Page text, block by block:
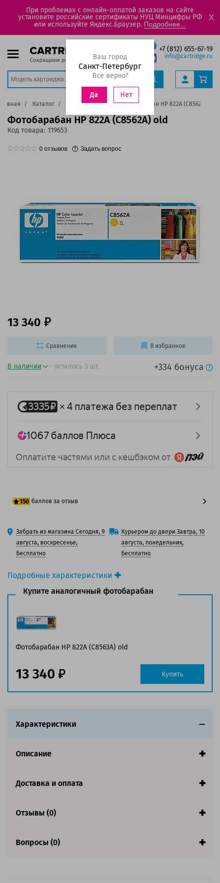
При проблемах с онлайн-оплатой заказов на сайте
установите российские сертификаты НУЦ Минцифры РФ
или используйте Яндекс.Браузер. Подробнее...
X
+7 (812) 655-67-19
info@cartridge.ru
Ваш город
Санкт-Петербург
Все верно?
Да Нет
Каталог Фотобарабаны Фотобарабан HP 822A (C8562A) old
Фотобарабан HP 822A (C8562A) old
Код товара: 119653
0 отзывов Задать вопрос
Подробные характеристики
Производитель принтера:HP
Оригинальность:
Ресурс:40 000 страниц формата А4 при 5%
Страна:Китай
Старая упаковка. Количество ограничено.
В наличии - осталось 3 шт. +334 бонуса
13 340
150 баллов за отзыв
125 баллов
150 баллов
Забрать из магазина Сегодня, 9
августа, воскресенье,
Бесплатно
Курьером до двери Завтра, 10
августа, понедельник,
Бесплатно
Сравнение В избранное
Купите аналогичный фотобарабан
Фотобарабан HP 822A (C8563A) old
13 340 Купить
Характеристики
Описание
Доставка и оплата
Отзывы (0)
Вопросы (0)